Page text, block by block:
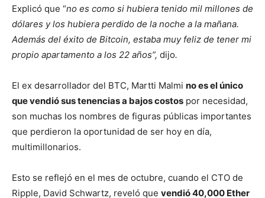
Explicó que “no es como si hubiera tenido mil millones de
dólares y los hubiera perdido de la noche a la mañana.
Además del éxito de Bitcoin, estaba muy feliz de tener mi
propio apartamento a los 22 años”, dijo.
El ex desarrollador del BTC, Martti Malmi no es el único
que vendió sus tenencias a bajos costos por necesidad,
son muchas los nombres de figuras públicas importantes
que perdieron la oportunidad de ser hoy en día,
multimillonarios.
Esto se reflejó en el mes de octubre, cuando el CTO de
Ripple, David Schwartz, reveló que vendió 40,000 Ether